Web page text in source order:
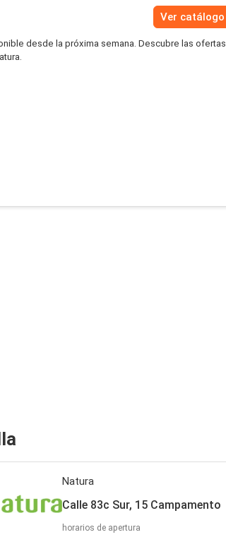
Ver catálogo
desde la próxima semana. Descubre las ofertas
Natura
Calle 83c Sur, 15 Campamento
horarios de apertura